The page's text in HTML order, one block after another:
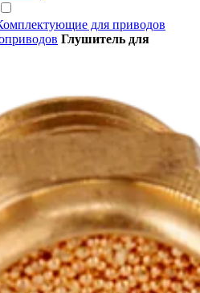
для приводов
Глушитель для